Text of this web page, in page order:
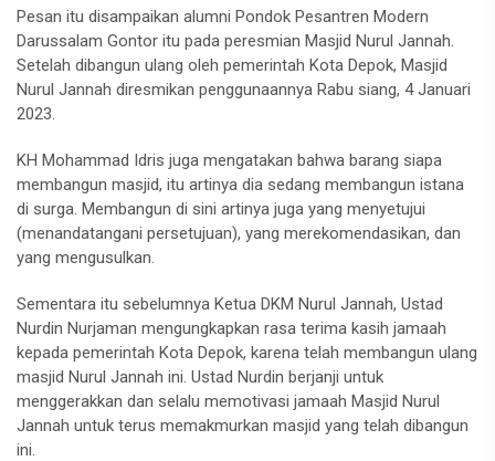
Pesan itu disampaikan alumni Pondok Pesantren Modern
Darussalam Gontor itu pada peresmian Masjid Nurul Jannah.
Setelah dibangun ulang oleh pemerintah Kota Depok, Masjid
Nurul Jannah diresmikan penggunaannya Rabu siang, 4 Januari
2023.
KH Mohammad Idris juga mengatakan bahwa barang siapa
membangun masjid, itu artinya dia sedang membangun istana
di surga. Membangun di sini artinya juga yang menyetujui
(menandatangani persetujuan), yang merekomendasikan, dan
yang mengusulkan.
Sementara itu sebelumnya Ketua DKM Nurul Jannah, Ustad
Nurdin Nurjaman mengungkapkan rasa terima kasih jamaah
kepada pemerintah Kota Depok, karena telah membangun ulang
masjid Nurul Jannah ini. Ustad Nurdin berjanji untuk
menggerakkan dan selalu memotivasi jamaah Masjid Nurul
Jannah untuk terus memakmurkan masjid yang telah dibangun
ini.